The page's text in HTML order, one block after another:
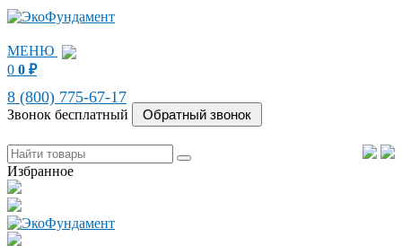
МЕНЮ
0 0 ₽
8 (800) 775-67-17
Звонок бесплатный
Избранное